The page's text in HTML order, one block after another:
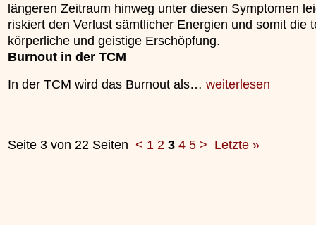
längeren Zeitraum hinweg unter diesen Symptomen
riskiert den Verlust sämtlicher Energien und somit die
körperliche und geistige Erschöpfung.
Burnout in der TCM
In der TCM wird das Burnout als… weiterlesen
Seite 3 von 22 Seiten < 1 2 3 4 5 > Letzte »